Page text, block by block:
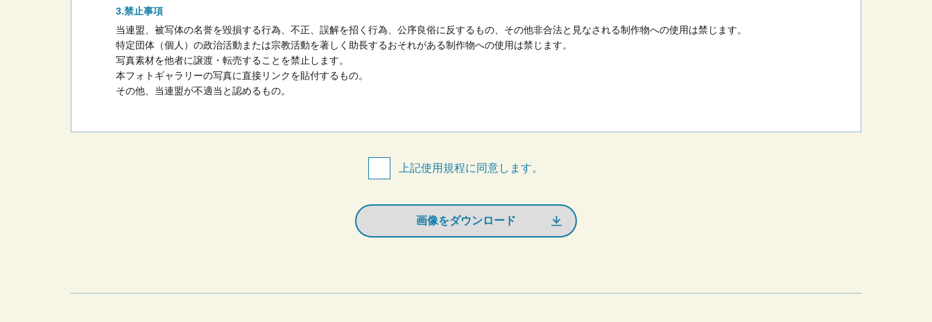
禁止事項
当連盟、被写体の名誉を毀損する行為、不正、誤解を招く行為、公序良俗に反するもの、その他非合法と見なされる制作物への使用は禁じます。
特定団体（個人）の政治活動または宗教活動を著しく助長するおそれがある制作物への使用は禁じます。
写真素材を他者に譲渡・転売することを禁止します。
本フォトギャラリーの写真に直接リンクを貼付するもの。
その他、当連盟が不適当と認めるもの。
上記使用規程に同意します。
画像をダウンロード